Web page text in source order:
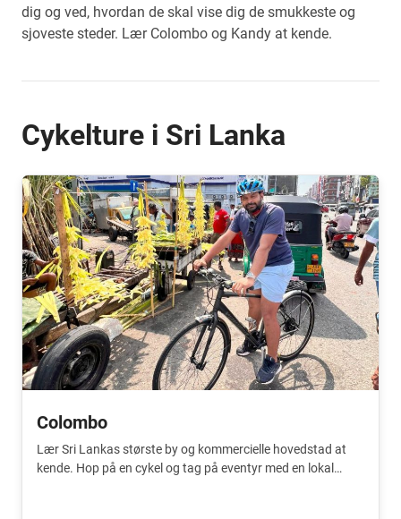
dig og ved, hvordan de skal vise dig de smukkeste og
sjoveste steder. Lær Colombo og Kandy at kende.
Cykelture i Sri Lanka
Colombo
Lær Sri Lankas største by og kommercielle hovedstad at
kende. Hop på en cykel og tag på eventyr med en lokal